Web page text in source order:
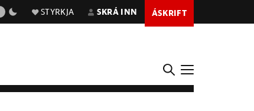
STYRKJA SKRÁ INN ÁSKRIFT